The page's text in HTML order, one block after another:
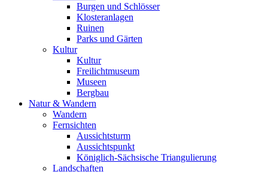
Burgen und Schlösser
Klosteranlagen
Ruinen
Parks und Gärten
Kultur
Kultur
Freilichtmuseum
Museen
Bergbau
Natur & Wandern
Wandern
Fernsichten
Aussichtsturm
Aussichtspunkt
Königlich-Sächsische Triangulierung
Landschaften